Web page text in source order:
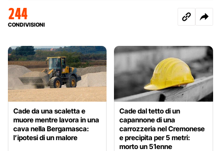
244
CONDIVISIONI
Cade da una scaletta e
muore mentre lavora in una
cava nella Bergamasca:
l’ipotesi di un malore
Cade dal tetto di un
capannone di una
carrozzeria nel Cremonese
e precipita per 5 metri:
morto un 51enne